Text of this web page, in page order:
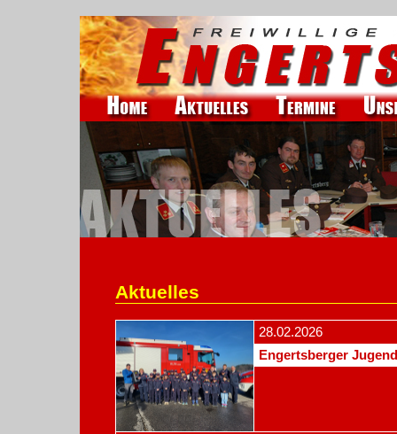
Aktuelles
28.02.2026
Engertsberger